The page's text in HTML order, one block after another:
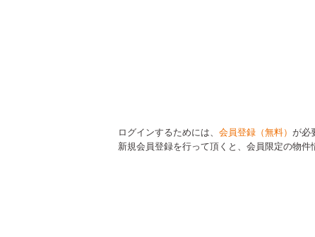
ログインするためには、 会員登録（無料） が必
新規会員登録を行って頂くと、会員限定の物